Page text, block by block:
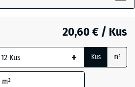
20,60 € / Kus
+ Kus m²
m²